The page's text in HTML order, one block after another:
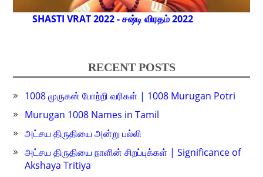
SHASTI VRAT 2022 - சஷ்டி விரதம் 2022
RECENT POSTS
1008 முருகன் போற்றி வரிகள் | 1008 Murugan Potri
Murugan 1008 Names in Tamil
அட்சய திருதியை அன்று பல்லி
அட்சய திருதியை நாளின் சிறப்புக்கள் | Significance of
Akshaya Tritiya